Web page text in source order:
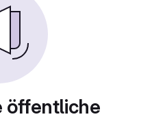
öffentliche